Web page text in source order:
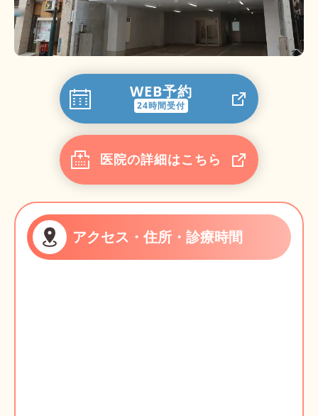
WEB予約
24時間受付
医院の詳細はこちら
アクセス・住所・診療時間